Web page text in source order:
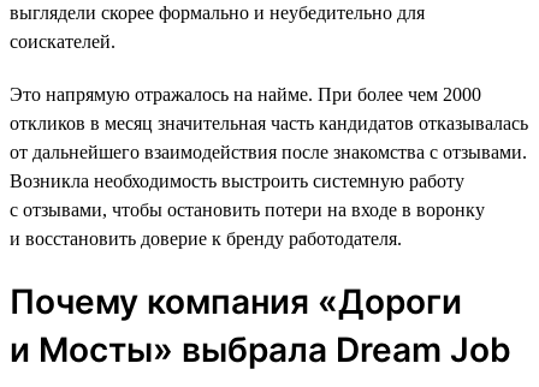
выглядели скорее формально и неубедительно для
соискателей.
Это напрямую отражалось на найме. При более чем 2000
откликов в месяц значительная часть кандидатов отказывалась
от дальнейшего взаимодействия после знакомства с отзывами.
Возникла необходимость выстроить системную работу
с отзывами, чтобы остановить потери на входе в воронку
и восстановить доверие к бренду работодателя.
Почему компания «Дороги
и Мосты» выбрала Dream Job